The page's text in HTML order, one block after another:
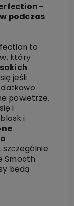
-
podczas
to
który
jeśli
powietrze.
i
i
, szczególnie
Smooth
będą